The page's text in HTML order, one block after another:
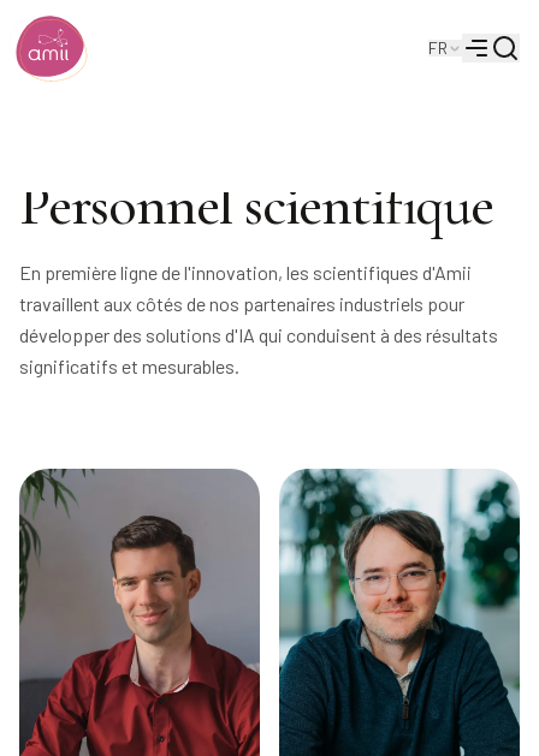
Institut de l'intelligence artificielle de l'Alberta
FR
Menu
Personnel scientifique
En première ligne de l'innovation, les scientifiques d'Amii
travaillent aux côtés de nos partenaires industriels pour
développer des solutions d'IA qui conduisent à des résultats
significatifs et mesurables.